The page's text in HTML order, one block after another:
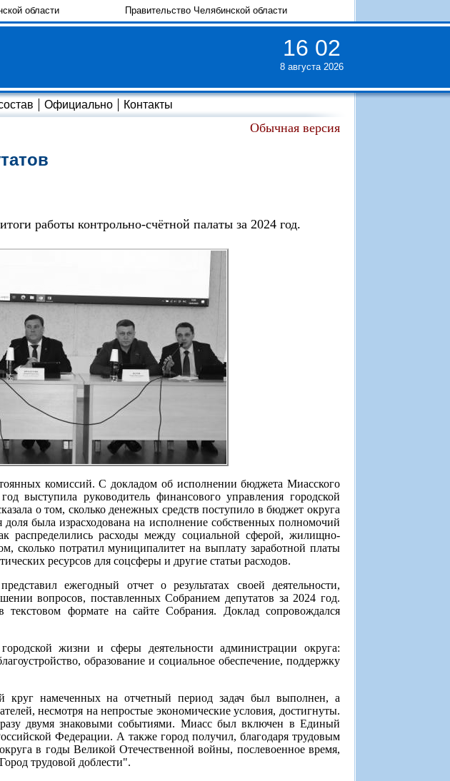
области Правительство Челябинской области
16 02
8 августа 2026
Официально Контакты
Обычная версия
работы контрольно-счётной палаты за 2024 год.
комиссий. С докладом об исполнении бюджета Миасского
выступила руководитель финансового управления городской
о том, сколько денежных средств поступило в бюджет округа
была израсходована на исполнение собственных полномочий
распределились расходы между социальной сферой, жилищно-
сколько потратил муниципалитет на выплату заработной платы
ресурсов для соцсферы и другие статьи расходов.
ежегодный отчет о результатах своей деятельности,
вопросов, поставленных Собранием депутатов за 2024 год.
текстовом формате на сайте Собрания. Доклад сопровождался
жизни и сферы деятельности администрации округа:
образование и социальное обеспечение, поддержку
намеченных на отчетный период задач был выполнен, а
несмотря на непростые экономические условия, достигнуты.
двумя знаковыми событиями. Миасс был включен в Единый
Федерации. А также город получил, благодаря трудовым
в годы Великой Отечественной войны, послевоенное время,
трудовой доблести".